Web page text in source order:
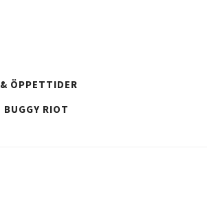
ÖPPETTIDER
BUGGY RIOT